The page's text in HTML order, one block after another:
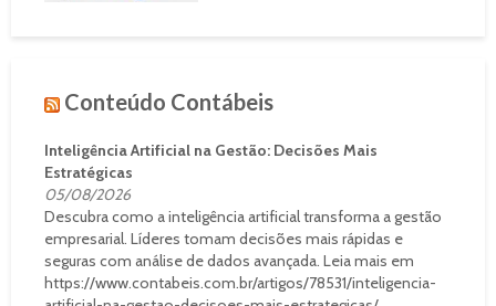
Conteúdo Contábeis
Inteligência Artificial na Gestão: Decisões Mais
Estratégicas
05/08/2026
Descubra como a inteligência artificial transforma a gestão
empresarial. Líderes tomam decisões mais rápidas e
seguras com análise de dados avançada. Leia mais em
https://www.contabeis.com.br/artigos/78531/inteligencia-